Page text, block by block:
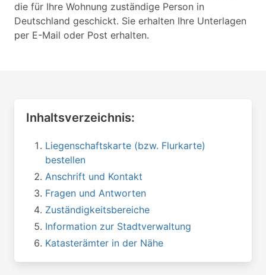
die für Ihre Wohnung zuständige Person in
Deutschland geschickt. Sie erhalten Ihre Unterlagen
per E-Mail oder Post erhalten.
Inhaltsverzeichnis:
Liegenschaftskarte (bzw. Flurkarte)
bestellen
Anschrift und Kontakt
Fragen und Antworten
Zuständigkeitsbereiche
Information zur Stadtverwaltung
Katasterämter in der Nähe